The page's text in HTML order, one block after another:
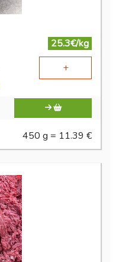
25.3€/kg
+
450 g = 11.39 €